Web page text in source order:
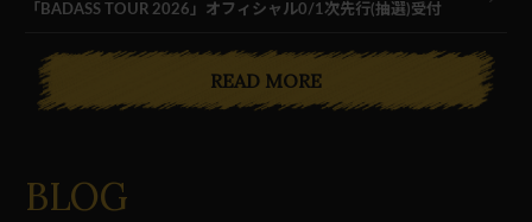
「BADASS TOUR 2026」オフィシャル0/1次先行(抽選)受付
READ MORE
BLOG